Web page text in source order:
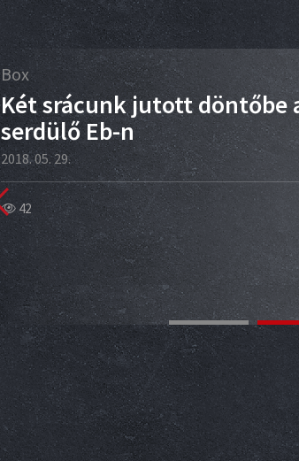
Box
Két srácunk jutott döntőbe
serdülő Eb-n
2018. 05. 29.
42